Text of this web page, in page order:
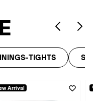
TIGHTS
Arrival